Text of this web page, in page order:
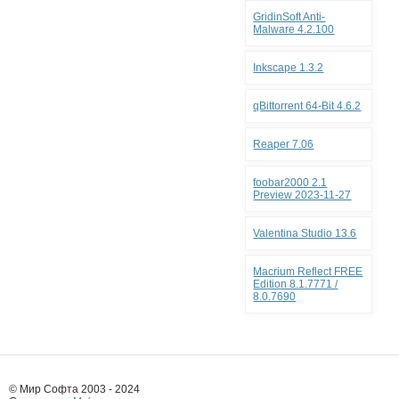
GridinSoft Anti-
Malware 4.2.100
Inkscape 1.3.2
qBittorrent 64-Bit 4.6.2
Reaper 7.06
foobar2000 2.1
Preview 2023-11-27
Valentina Studio 13.6
Macrium Reflect FREE
Edition 8.1.7771 /
8.0.7690
© Мир Софта 2003 - 2024